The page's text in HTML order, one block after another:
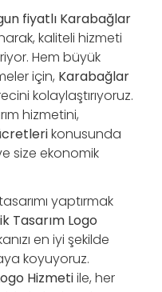
fiyatlı Karabağlar
kaliteli hizmeti
Hem büyük
için, Karabağlar
kolaylaştırıyoruz.
hizmetini,
konusunda
size ekonomik
yaptırmak
Tasarım Logo
en iyi şekilde
koyuyoruz.
Hizmetiile, her